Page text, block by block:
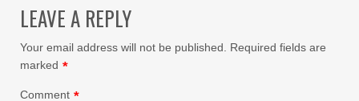
LEAVE A REPLY
Your email address will not be published.
Required fields are
marked *
Comment *